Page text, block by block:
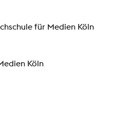
für Medien Köln
Köln